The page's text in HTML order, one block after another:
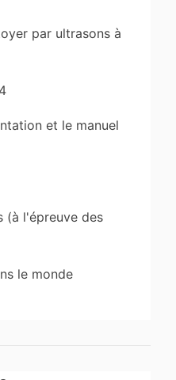
par ultrasons à
et le manuel
(à l'épreuve des
le monde